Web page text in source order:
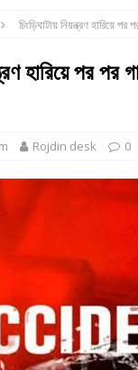
চিংড়িঘাটায় নিয়ন্ত্রণ হারিয়ে
হারিয়ে পর পর
Rojdin desk 0